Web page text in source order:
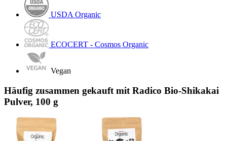
USDA Organic
ECOCERT - Cosmos Organic
Vegan
Häufig zusammen gekauft mit Radico Bio-Shikakai
Pulver, 100 g